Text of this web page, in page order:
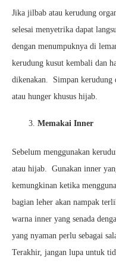
Jika jilbab atau kerudung
selesai menyetrika dapat
dengan menumpuknya di
kerudung kusut kembali dan
dikenakan. Simpan kerudung
atau hunger khusus hijab.
Memakai Inner
Sebelum menggunakan
atau hijab. Gunakan inner
kemungkinan ketika
bagian leher akan nampak
warna inner yang senada
yang nyaman perlu sebagai
Terakhir, jangan lupa untuk